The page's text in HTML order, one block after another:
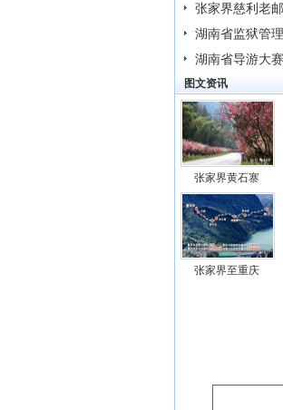
张家界慈利老
家界掠影》
湖南省监狱管
作
湖南省导游大
图文资讯
张家界黄石寨
张家界至重庆